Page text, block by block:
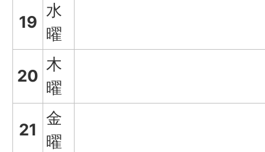
19
水
曜
20
木
曜
21
金
曜